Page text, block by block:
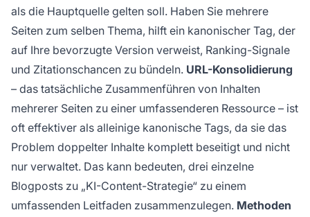
als die Hauptquelle gelten soll. Haben Sie mehrere
Seiten zum selben Thema, hilft ein kanonischer Tag, der
auf Ihre bevorzugte Version verweist, Ranking-Signale
und Zitationschancen zu bündeln. URL-Konsolidierung
– das tatsächliche Zusammenführen von Inhalten
mehrerer Seiten zu einer umfassenderen Ressource – ist
oft effektiver als alleinige kanonische Tags, da sie das
Problem doppelter Inhalte komplett beseitigt und nicht
nur verwaltet. Das kann bedeuten, drei einzelne
Blogposts zu „KI-Content-Strategie“ zu einem
umfassenden Leitfaden zusammenzulegen. Methoden